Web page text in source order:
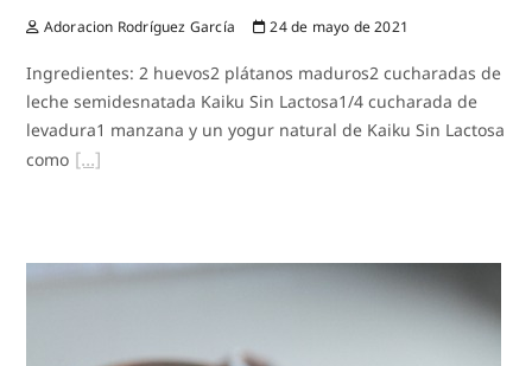
Adoracion Rodríguez García 24 de mayo de 2021
Ingredientes: 2 huevos2 plátanos maduros2 cucharadas de
leche semidesnatada Kaiku Sin Lactosa1/4 cucharada de
levadura1 manzana y un yogur natural de Kaiku Sin Lactosa
como